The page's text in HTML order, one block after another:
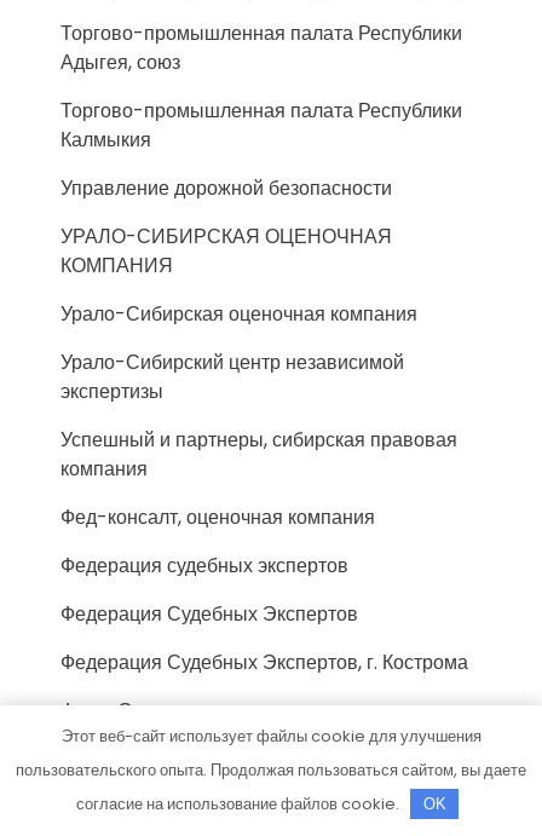
Торгово-промышленная палата Республики
Адыгея, союз
Торгово-промышленная палата Республики
Калмыкия
Управление дорожной безопасности
УРАЛО-СИБИРСКАЯ ОЦЕНОЧНАЯ
КОМПАНИЯ
Урало-Сибирская оценочная компания
Урало-Сибирский центр независимой
экспертизы
Успешный и партнеры, сибирская правовая
компания
Фед-консалт, оценочная компания
Федерация судебных экспертов
Федерация Судебных Экспертов
Федерация Судебных Экспертов, г. Кострома
Фонд-Эксперт, компания
Фосиар авто, автосервис
Центр автоэкспертизы, Центр
Этот веб-сайт использует файлы cookie для улучшения
пользовательского опыта. Продолжая пользоваться сайтом, вы даете
согласие на использование файлов cookie.
OK